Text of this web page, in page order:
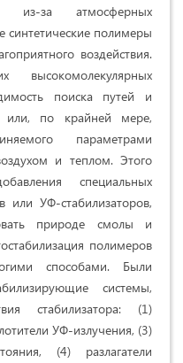
из-за атмосферных
синтетические полимеры
воздействия.
высокомолекулярных
поиска путей и
или, по крайней мере,
параметрами
и теплом. Этого
специальных
или УФ-стабилизаторов,
природе смолы и
полимеров
способами. Были
системы,
стабилизатора: (1)
УФ-излучения, (3)
(4) разлагатели